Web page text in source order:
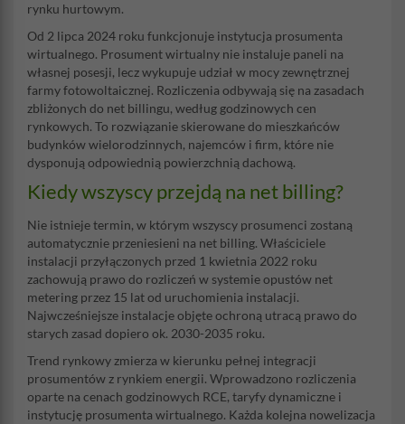
rynku hurtowym.
Od 2 lipca 2024 roku funkcjonuje instytucja prosumenta
wirtualnego. Prosument wirtualny nie instaluje paneli na
własnej posesji, lecz wykupuje udział w mocy zewnętrznej
farmy fotowoltaicznej. Rozliczenia odbywają się na zasadach
zbliżonych do net billingu, według godzinowych cen
rynkowych. To rozwiązanie skierowane do mieszkańców
budynków wielorodzinnych, najemców i firm, które nie
dysponują odpowiednią powierzchnią dachową.
Kiedy wszyscy przejdą na net billing?
Nie istnieje termin, w którym wszyscy prosumenci zostaną
automatycznie przeniesieni na net billing. Właściciele
instalacji przyłączonych przed 1 kwietnia 2022 roku
zachowują prawo do rozliczeń w systemie opustów net
metering przez 15 lat od uruchomienia instalacji.
Najwcześniejsze instalacje objęte ochroną utracą prawo do
starych zasad dopiero ok. 2030-2035 roku.
Trend rynkowy zmierza w kierunku pełnej integracji
prosumentów z rynkiem energii. Wprowadzono rozliczenia
oparte na cenach godzinowych RCE, taryfy dynamiczne i
instytucję prosumenta wirtualnego. Każda kolejna nowelizacja